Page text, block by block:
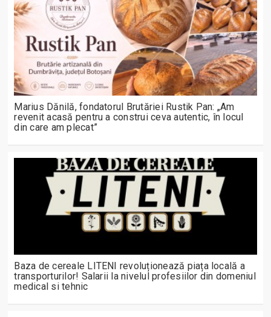
Marius Dănilă, fondatorul Brutăriei Rustik Pan: „Am
revenit acasă pentru a construi ceva autentic, în locul
din care am plecat”
Baza de cereale LITENI revoluționează piața locală a
transporturilor! Salarii la nivelul profesiilor din domeniul
medical si tehnic